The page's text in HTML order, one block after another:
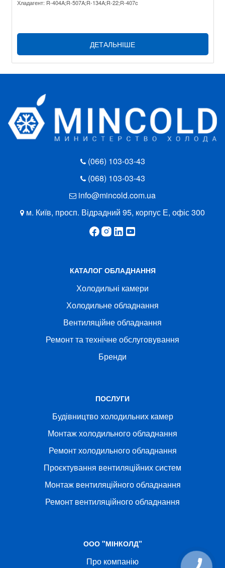
Хладагент: R-404A;R-507A;R-134A;R-22;R-407c
ДЕТАЛЬНІШЕ
(066) 103-03-43
(068) 103-03-43
info@mincold.com.ua
м. Київ, просп. Відрадний 95, корпус Е, офіс 300
КАТАЛОГ ОБЛАДНАННЯ
Холодильні камери
Холодильне обладнання
Вентиляційне обладнання
Ремонт та технічне обслуговування
Бренди
ПОСЛУГИ
Будівництво холодильних камер
Монтаж холодильного обладнання
Ремонт холодильного обладнання
Проєктування вентиляційних систем
Монтаж вентиляційного обладнання
Ремонт вентиляційного обладнання
ООО "МІНКОЛД"
Про компанію